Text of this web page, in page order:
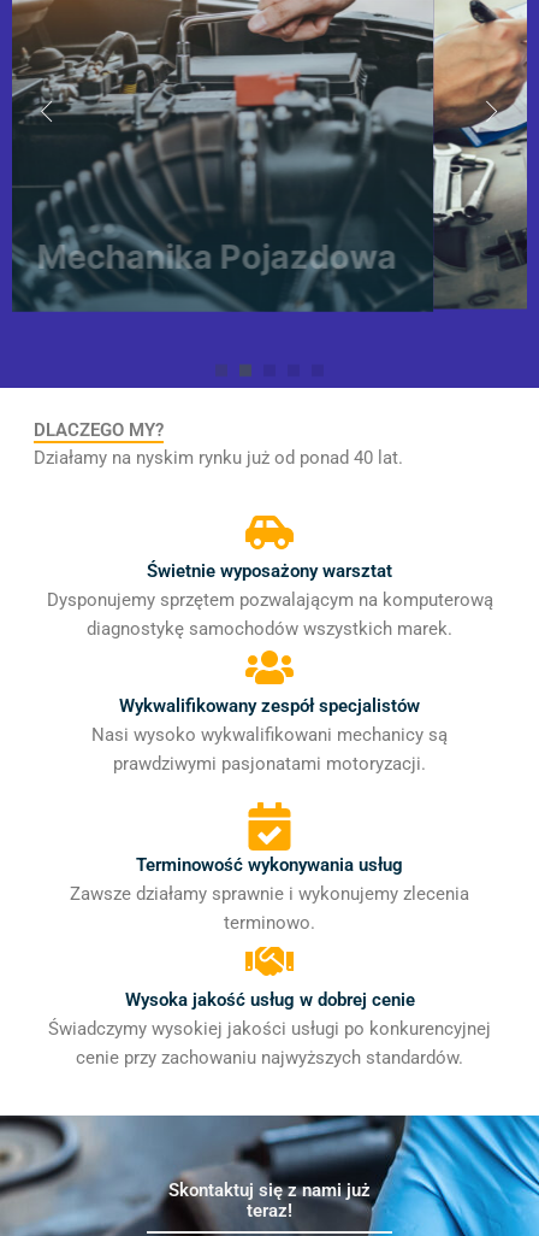
InstalacjeGazowe
DLACZEGO MY?
Działamy na nyskim rynku już od ponad 40 lat.
Świetnie wyposażony warsztat
Dysponujemy sprzętem pozwalającym na komputerową
diagnostykę samochodów wszystkich marek.
Wykwalifikowany zespół specjalistów
Nasi wysoko wykwalifikowani mechanicy są
prawdziwymi pasjonatami motoryzacji.
Terminowość wykonywania usług
Zawsze działamy sprawnie i wykonujemy zlecenia
terminowo.
Wysoka jakość usług w dobrej cenie
Świadczymy wysokiej jakości usługi po konkurencyjnej
cenie przy zachowaniu najwyższych standardów.
Skontaktuj się z nami już
teraz!